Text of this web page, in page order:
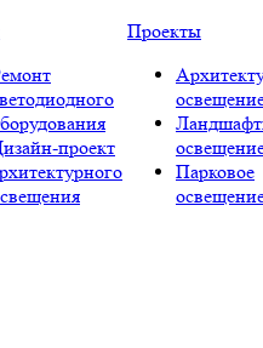
проект
Проекты
Парковое